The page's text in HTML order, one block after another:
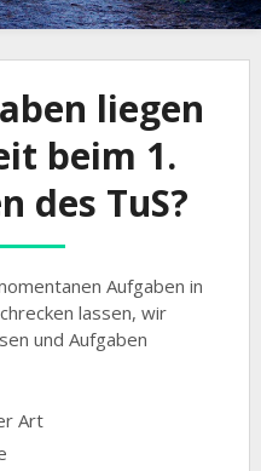
liegen
beim 1.
des TuS?
Aufgaben in
lassen, wir
und Aufgaben
Art